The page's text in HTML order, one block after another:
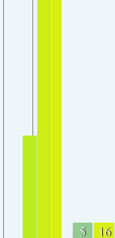
5 16